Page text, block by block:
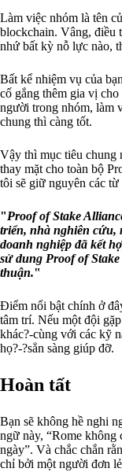
Làm việc nhóm là tên
blockchain. Vâng, điều
nhứ bất kỳ nỗ lực nào,
Bất kể nhiệm vụ của
cố gắng thêm gia vị
người trong nhóm, làm
chung thì càng tốt.
Vậy thì mục tiêu chung
thay mặt cho toàn bộ
tôi sẽ giữ nguyên các
"Proof of Stake
triển, nhà nghiên cứu,
doanh nghiệp đã kết
sử dung Proof of
thuận."
Điểm nổi bật chính ở
tâm trí. Nếu một đội
khác?-cùng với các kỹ
họ?-?sẳn sàng giúp đỡ.
Hoàn tất
Bạn sẽ không hề nghi
ngữ này, “Rome
ngày”. Và chắc chắn
chỉ bởi một người đơn